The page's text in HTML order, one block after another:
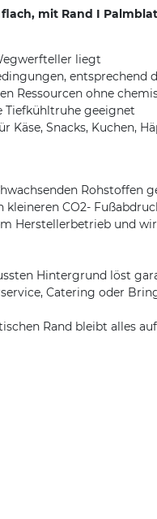
mit Rand I
liegt
entsprechend
Ressourcen ohne
Tiefkühltruhe geeignet
Snacks, Kuchen,
Rohstoffen
CO2-
Herstellerbetrieb und
Hintergrund löst
Catering oder
Rand bleibt alles